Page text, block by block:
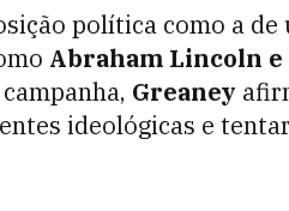
política como a
Abraham Lincoln
Greaney
ideológicas e